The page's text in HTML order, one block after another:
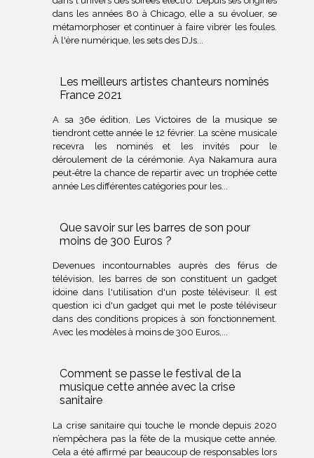
dans les années 80 à Chicago, elle a su évoluer, se
métamorphoser et continuer à faire vibrer les foules.
À l'ère numérique, les sets des DJs...
Les meilleurs artistes chanteurs nominés
France 2021
A sa 36e édition, Les Victoires de la musique se
tiendront cette année le 12 février. La scène musicale
recevra les nominés et les invités pour le
déroulement de la cérémonie. Aya Nakamura aura
peut-être la chance de repartir avec un trophée cette
année Les différentes catégories pour les...
Que savoir sur les barres de son pour
moins de 300 Euros ?
Devenues incontournables auprès des férus de
télévision, les barres de son constituent un gadget
idoine dans l'utilisation d'un poste téléviseur. Il est
question ici d'un gadget qui met le poste téléviseur
dans des conditions propices à son fonctionnement.
Avec les modèles à moins de 300 Euros,...
Comment se passe le festival de la
musique cette année avec la crise
sanitaire
La crise sanitaire qui touche le monde depuis 2020
n’empêchera pas la fête de la musique cette année.
Cela a été affirmé par beaucoup de responsables lors